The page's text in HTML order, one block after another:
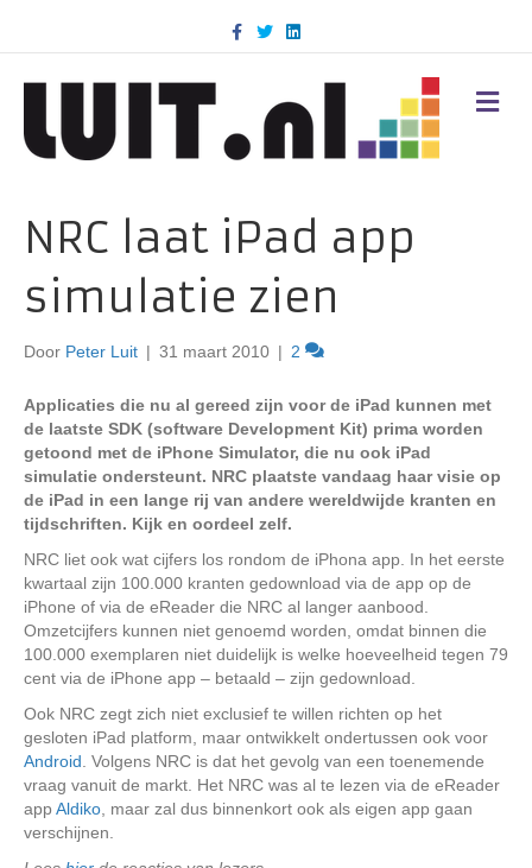
c
k
T
w
i
n
d
M
E
NRC laat iPad app
simulatie zien
Door Peter Luit | 31 maart 2010 | 2
Applicaties die nu al gereed zijn voor de iPad kunnen met
de laatste SDK (software Development Kit) prima worden
getoond met de iPhone Simulator, die nu ook iPad
simulatie ondersteunt. NRC plaatste vandaag haar visie op
de iPad in een lange rij van andere wereldwijde kranten en
tijdschriften. Kijk en oordeel zelf.
NRC liet ook wat cijfers los rondom de iPhona app. In het eerste
kwartaal zijn 100.000 kranten gedownload via de app op de
iPhone of via de eReader die NRC al langer aanbood.
Omzetcijfers kunnen niet genoemd worden, omdat binnen die
100.000 exemplaren niet duidelijk is welke hoeveelheid tegen 79
cent via de iPhone app – betaald – zijn gedownload.
Ook NRC zegt zich niet exclusief te willen richten op het
gesloten iPad platform, maar ontwikkelt ondertussen ook voor
Android . Volgens NRC is dat het gevolg van een toenemende
vraag vanuit de markt. Het NRC was al te lezen via de eReader
appAldiko , maar zal dus binnenkort ook als eigen app gaan
verschijnen.